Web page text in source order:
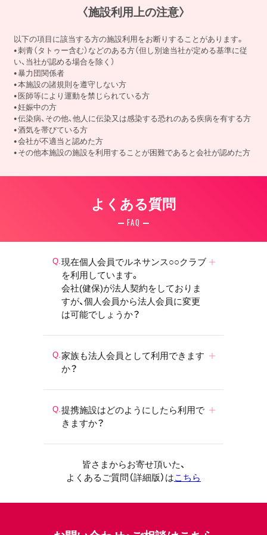
〈施設利用上の注意〉
以下の項目に該当する方の施設利用をお断りすることがあります。
刺青（タトゥー含む）などのある方（但し別途当社が定める基準に従
い、当社が認める場合を除く）
暴力団関係者
本施設の諸規則を遵守しない方
医師等により運動を禁じられている方
妊娠中の方
伝染病、その他、他人に伝染又は感染する恐れのある疾病を有する方
酒気を帯びている方
会社が不適当と認めた方
その他本施設の施設を利用することが困難であると会社が認めた方
よくある質問
FAQ
現在個人会員でルネサンス○○クラブ
を利用しています。
会社(健保)が法人契約をしておりま
すが、個人会員から法人会員に変更
は可能でしょうか？
家族も法人会員として利用できます
か？
提携施設はどのようにしたら利用で
きますか？
皆さまからお寄せ頂いた、
よくあるご質問（詳細版）はこちら